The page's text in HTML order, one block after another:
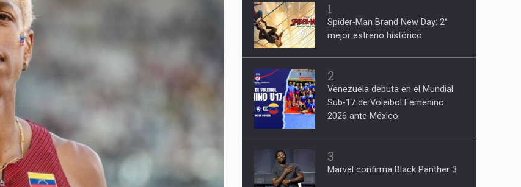
1
Spider-Man Brand New Day: 2°
mejor estreno histórico
2
Venezuela debuta en el Mundial
Sub-17 de Voleibol Femenino
2026 ante México
3
Marvel confirma Black Panther 3